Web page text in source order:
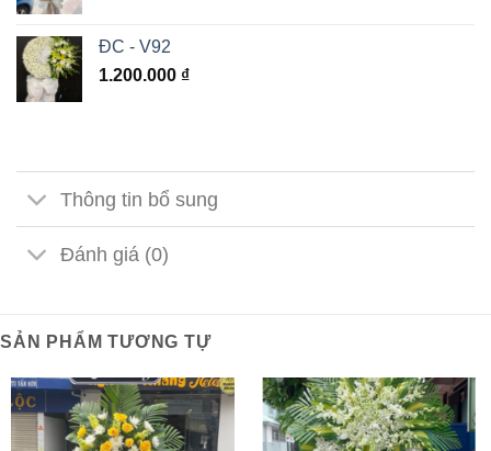
ĐC - V92
1.200.000 ₫
Thông tin bổ sung
Đánh giá (0)
SẢN PHẨM TƯƠNG TỰ